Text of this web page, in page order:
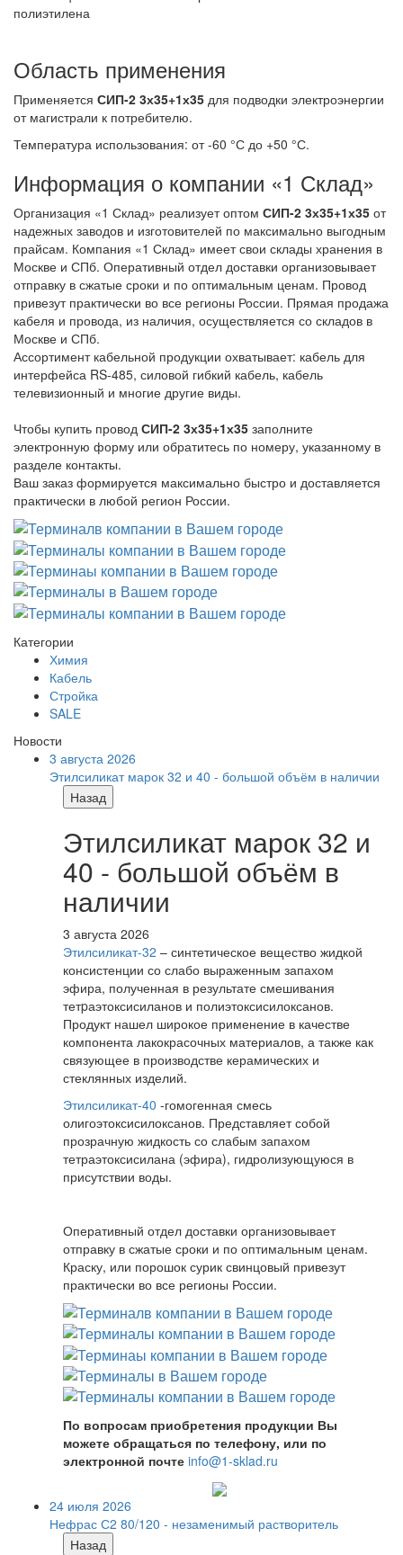
полиэтилена
Область применения
Применяется СИП-2 3х35+1х35 для подводки электроэнергии
от магистрали к потребителю.
Температура использования: от -60 °С до +50 °С.
Информация о компании «1 Склад»
Организация «1 Склад» реализует оптом СИП-2 3х35+1х35 от
надежных заводов и изготовителей по максимально выгодным
прайсам. Компания «1 Склад» имеет свои склады хранения в
Москве и СПб. Оперативный отдел доставки организовывает
отправку в сжатые сроки и по оптимальным ценам. Провод
привезут практически во все регионы России. Прямая продажа
кабеля и провода, из наличия, осуществляется со складов в
Москве и СПб.
Ассортимент кабельной продукции охватывает: кабель для
интерфейса RS-485, силовой гибкий кабель, кабель
телевизионный и многие другие виды.
Чтобы купить провод СИП-2 3х35+1х35 заполните
электронную форму или обратитесь по номеру, указанному в
разделе контакты.
Ваш заказ формируется максимально быстро и доставляется
практически в любой регион России.
Категории
Химия
Кабель
Стройка
SALE
Новости
3 августа 2026
Этилсиликат марок 32 и 40 - большой объём в наличии
Назад
Этилсиликат марок 32 и
40 - большой объём в
наличии
3 августа 2026
Этилсиликат-32 – синтетическое вещество жидкой
консистенции со слабо выраженным запахом
эфира, полученная в результате смешивания
тетpаэтоксисиланов и полиэтоксисилоксанов.
Продукт нашел широкое применение в качестве
компонента лакокрасочных материалов, а также как
связующее в производстве керамических и
стеклянных изделий.
Этилсиликат-40 -гомогенная смесь
олигоэтоксисилоксанов. Представляет собой
прозрачную жидкость со слабым запахом
тетраэтоксисилана (эфира), гидролизующуюся в
присутствии воды.
Оперативный отдел доставки организовывает
отправку в сжатые сроки и по оптимальным ценам.
Краску, или порошок сурик свинцовый привезут
практически во все регионы России.
По вопросам приобретения продукции Вы
можете обращаться по телефону, или по
электронной почте info@1-sklad.ru
24 июля 2026
Нефрас С2 80/120 - незаменимый растворитель
Назад